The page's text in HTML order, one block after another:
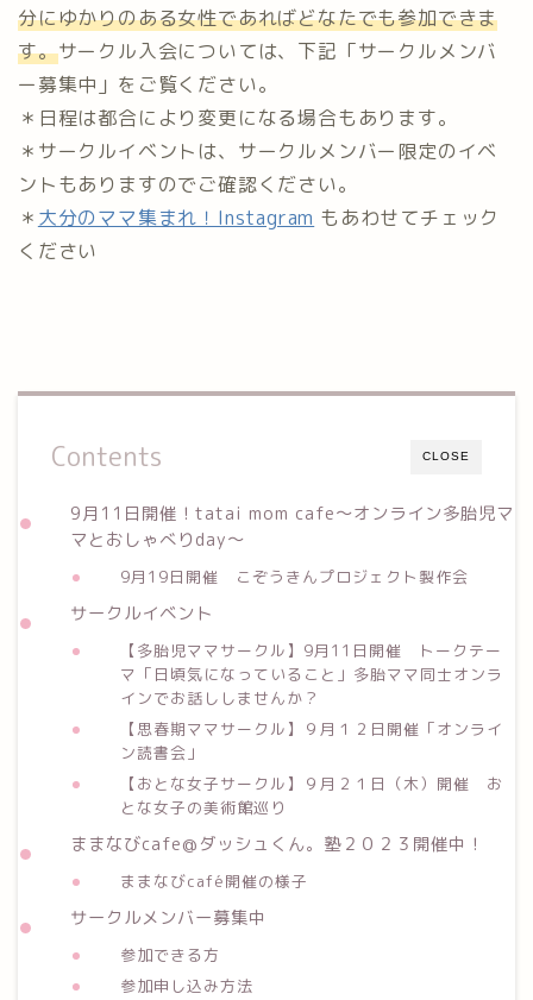
分にゆかりのある女性であればどなたでも参加できま
す。サークル入会については、下記「サークルメンバ
ー募集中」をご覧ください。
＊日程は都合により変更になる場合もあります。
＊サークルイベントは、サークルメンバー限定のイベ
ントもありますのでご確認ください。
＊ 大分のママ集まれ！Instagram もあわせてチェック
ください
CLOSE
Contents
9月11日開催！tatai mom cafe〜オンライン多胎児マ
マとおしゃべりday〜
9月19日開催 こぞうきんプロジェクト製作会
サークルイベント
【多胎児ママサークル】9月11日開催 トークテー
マ「日頃気になっていること」多胎ママ同士オンラ
インでお話ししませんか？
【思春期ママサークル】９月１２日開催「オンライ
ン読書会」
【おとな女子サークル】９月２１日（木）開催 お
とな女子の美術館巡り
ままなびcafe@ダッシュくん。塾２０２３開催中！
ままなびcafé開催の様子
サークルメンバー募集中
参加できる方
参加申し込み方法